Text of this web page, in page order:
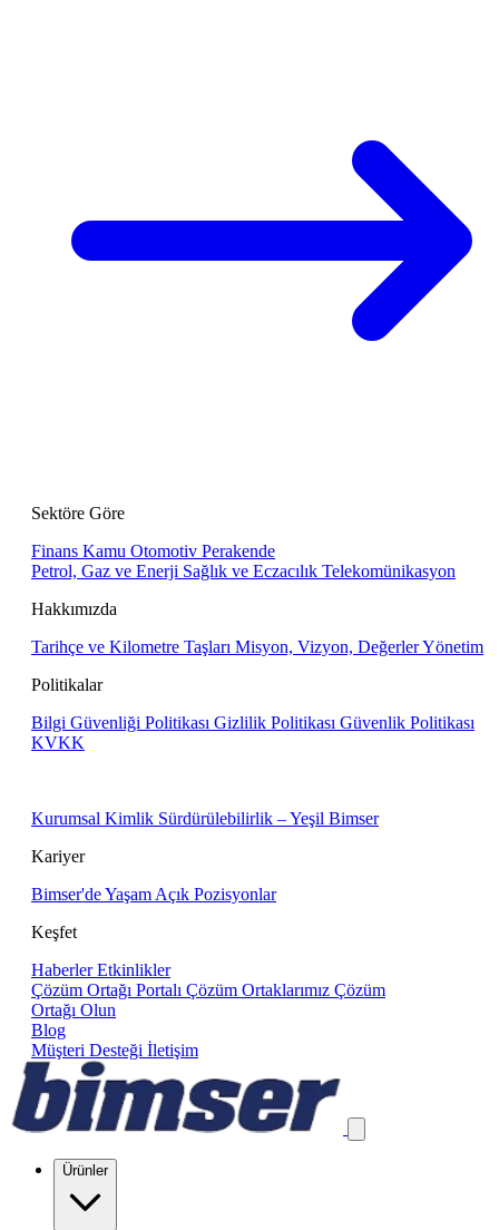
Sektöre Göre
Finans Kamu Otomotiv Perakende
Petrol, Gaz ve Enerji Sağlık ve Eczacılık Telekomünikasyon
Hakkımızda
Tarihçe ve Kilometre Taşları Misyon, Vizyon, DeğerlerYönetim
Politikalar
Bilgi Güvenliği Politikası Gizlilik Politikası Güvenlik Politikası
KVKK
Kurumsal Kimlik Sürdürülebilirlik – Yeşil Bimser
Kariyer
Bimser'de Yaşam Açık Pozisyonlar
Keşfet
Haberler Etkinlikler
Çözüm Ortağı Portalı Çözüm Ortaklarımız Çözüm
Ortağı Olun
Blog
Müşteri Desteği İletişim
Ürünler